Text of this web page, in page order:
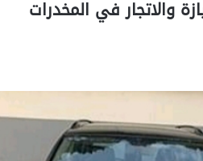
في المخدرات